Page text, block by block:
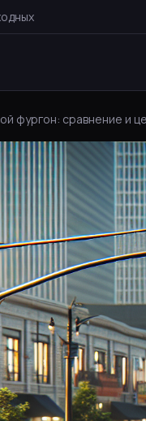
фургон: сравнение и